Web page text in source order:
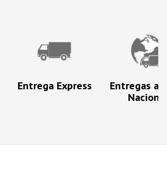
Entrega Express
Entregas a
Nacional